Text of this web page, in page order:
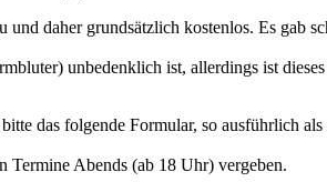
daher grundsätzlich kostenlos. Es gab
unbedenklich ist, allerdings ist
das folgende Formular, so ausführlich
Termine Abends (ab 18 Uhr) vergeben.